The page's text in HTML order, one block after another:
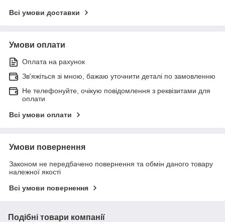
Всі умови доставки
Умови оплати
Оплата на рахунок
Зв'яжіться зі мною, бажаю уточнити деталі по замовленню
Не телефонуйте, очікую повідомлення з реквізитами для
оплати
Всі умови оплати
Умови повернення
Законом не передбачено повернення та обмін даного товару
належної якості
Всі умови повернення
Подібні товари компанії